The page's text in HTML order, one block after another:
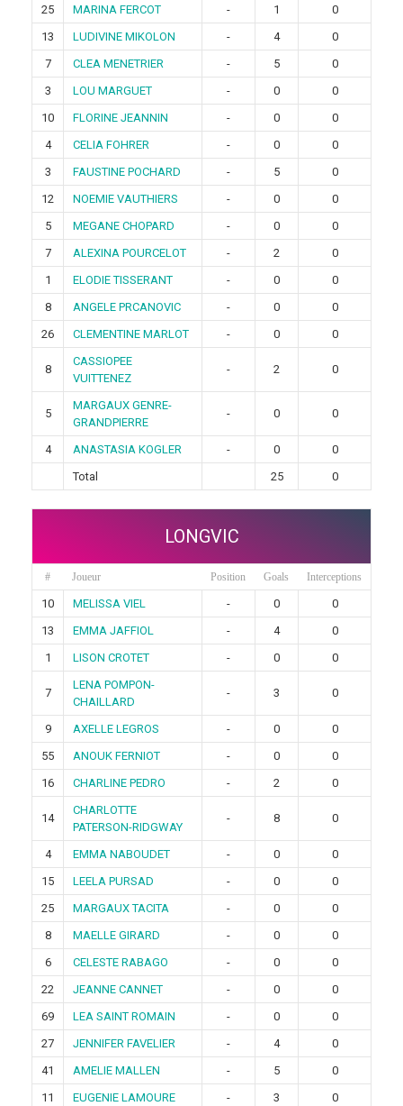
25
MARINA FERCOT - 1
0
13
LUDIVINE MIKOLON - 4
0
7
CLEA MENETRIER - 5
0
3
LOU MARGUET - 0
0
10
FLORINE JEANNIN - 0
0
4
CELIA FOHRER - 0
0
3
FAUSTINE POCHARD - 5
0
12
NOEMIE VAUTHIERS - 0
0
5
MEGANE CHOPARD - 0
0
7
ALEXINA POURCELOT - 2
0
1
ELODIE TISSERANT - 0
0
8
ANGELE PRCANOVIC - 0
0
26
CLEMENTINE MARLOT - 0 0
8
CASSIOPEE
VUITTENEZ
- 2 0
5
MARGAUX GENRE-
GRANDPIERRE
- 0 0
4 ANASTASIA KOGLER - 0
0
Total
25 0
LONGVIC
# Joueur Position Goals Interceptions
10 MELISSA VIEL - 0
0
13
EMMA JAFFIOL - 4
0
1
LISON CROTET - 0 0
7
LENA POMPON-
CHAILLARD
- 3 0
9 AXELLE LEGROS - 0
0
55
ANOUK FERNIOT - 0
0
16
CHARLINE PEDRO - 2 0
14
CHARLOTTE
PATERSON-RIDGWAY
- 8 0
4 EMMA NABOUDET - 0
0
15
LEELA PURSAD - 0
0
25
MARGAUX TACITA - 0
0
8
MAELLE GIRARD - 0
0
6
CELESTE RABAGO - 0
0
22
JEANNE CANNET - 0
0
69
LEA SAINT ROMAIN - 0
0
27
JENNIFER FAVELIER - 4
0
41
AMELIE MALLEN - 5
0
11
EUGENIE LAMOURE - 3 0